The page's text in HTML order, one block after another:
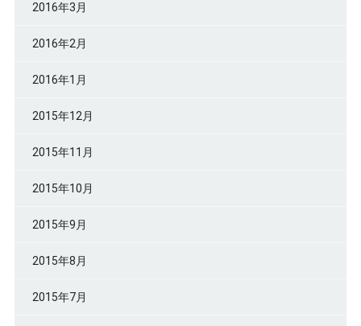
2016年3月
2016年2月
2016年1月
2015年12月
2015年11月
2015年10月
2015年9月
2015年8月
2015年7月